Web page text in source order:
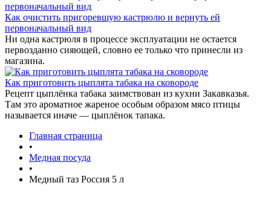
Как очистить пригоревшую кастрюлю и вернуть ей
первоначальный вид
Ни одна кастрюля в процессе эксплуатации не остается
первозданно сияющей, словно ее только что принесли из
магазина.
Как приготовить цыплята табака на сковороде
Рецепт цыплёнка табака заимствован из кухни Закавказья.
Там это ароматное жареное особым образом мясо птицы
называется иначе — цыплёнок тапака.
Главная страница
•
Медная посуда
•
Медный таз Россия 5 л